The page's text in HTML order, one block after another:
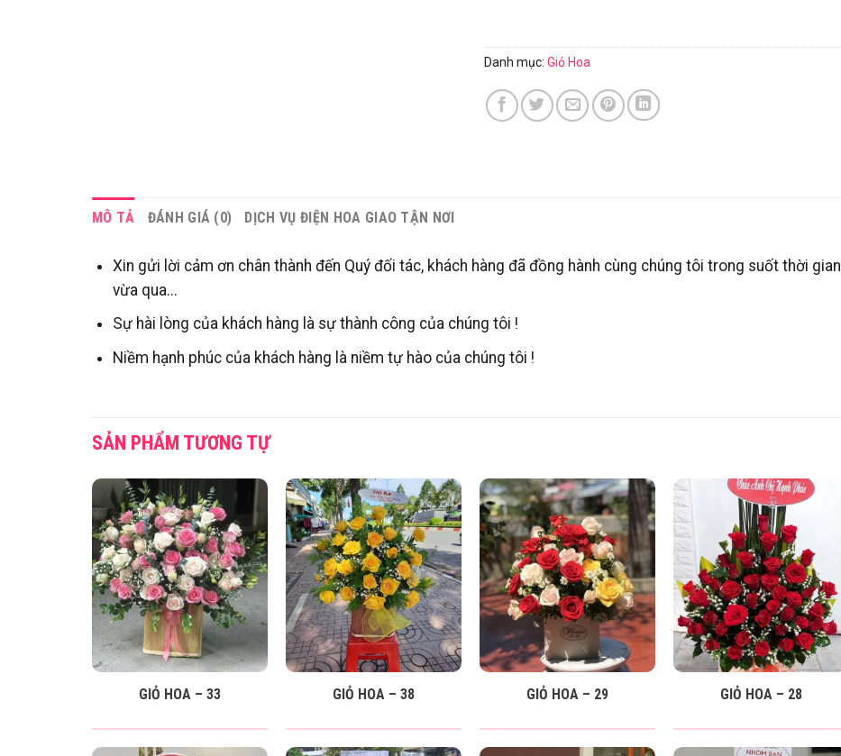
Danh mục: Giỏ Hoa
MÔ TẢ ĐÁNH GIÁ (0) DỊCH VỤ ĐIỆN HOA GIAO TẬN NƠI
Xin gửi lời cảm ơn chân thành đến Quý đối tác, khách hàng đã đồng hành cùng chúng tôi trong suốt thời gian
vừa qua...
Sự hài lòng của khách hàng là sự thành công của chúng tôi !
Niềm hạnh phúc của khách hàng là niềm tự hào của chúng tôi !
SẢN PHẨM TƯƠNG TỰ
GIỎ HOA – 33 GIỎ HOA – 38 GIỎ HOA – 29 GIỎ HOA – 28